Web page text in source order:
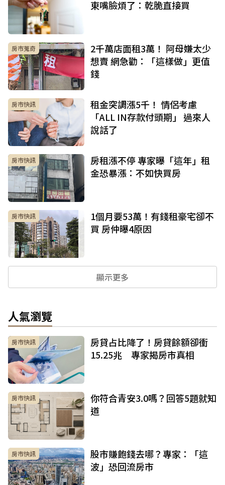
東嘴臉煩了：乾脆直接買
房市蒐奇
2千萬店面租3萬！ 阿母嫌太少
想賣 網急勸：「這樣做」更值
錢
房市快訊
租金突調漲5千！ 情侶考慮
「ALL IN存款付頭期」 過來人
說話了
房市快訊
房租漲不停 專家曝「這年」租
金恐暴漲：不如快買房
房市快訊
1個月要53萬！有錢租豪宅卻不
買 房仲曝4原因
顯示更多
人氣瀏覽
房市快訊
房貸占比降了！房貸餘額卻衝
15.25兆 專家揭房市真相
房市快訊
你符合青安3.0嗎？回答5題就知
道
房市快訊
股市賺飽錢去哪？專家：「這
波」恐回流房市